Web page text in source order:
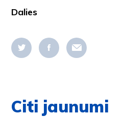
Dalies
Citi jaunumi